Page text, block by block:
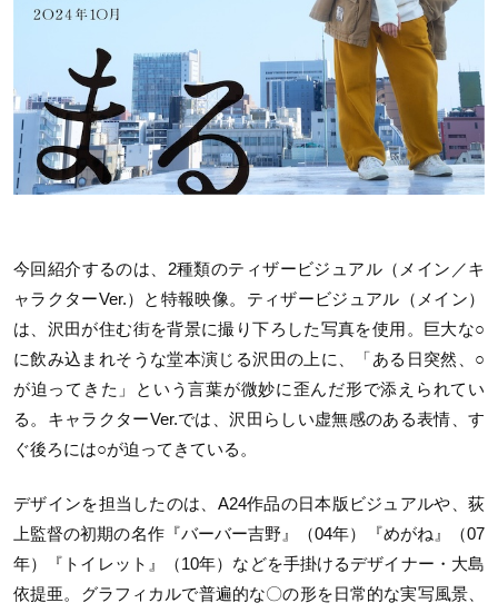
今回紹介するのは、2種類のティザービジュアル（メイン／キ
ャラクターVer.）と特報映像。ティザービジュアル（メイン）
は、沢田が住む街を背景に撮り下ろした写真を使用。巨大な○
に飲み込まれそうな堂本演じる沢田の上に、「ある日突然、○
が迫ってきた」という言葉が微妙に歪んだ形で添えられてい
る。キャラクターVer.では、沢田らしい虚無感のある表情、す
ぐ後ろには○が迫ってきている。
デザインを担当したのは、A24作品の日本版ビジュアルや、荻
上監督の初期の名作『バーバー吉野』（04年）『めがね』（07
年）『トイレット』（10年）などを手掛けるデザイナー・大島
依提亜。グラフィカルで普遍的な〇の形を日常的な実写風景、